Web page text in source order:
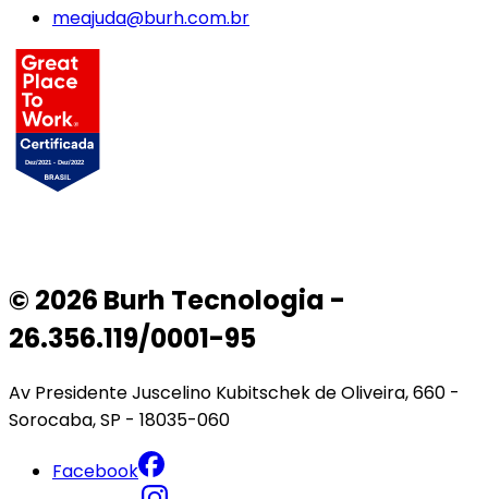
meajuda@burh.com.br
© 2026 Burh Tecnologia -
26.356.119/0001-95
Av Presidente Juscelino Kubitschek de Oliveira, 660 -
Sorocaba, SP - 18035-060
Facebook